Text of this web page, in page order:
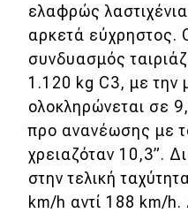
ελαφρώς
αρκετά εύχρηστος.
συνδυασμός
1.120 kg C3, με την
ολοκληρώνεται σε
προ ανανέωσης με
χρειαζόταν 10,3”.
στην τελική
km/h αντί 188 km/